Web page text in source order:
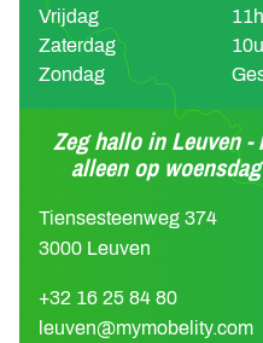
Vrijdag
Zaterdag
Zondag
Zeg hallo in Leuven
alleen op
Tiensesteenweg 374
3000 Leuven
+32 16 25 84 80
leuven@mymobelity.com